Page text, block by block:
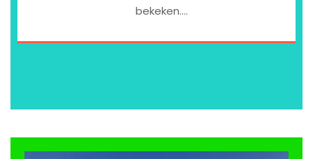
bekeken.…